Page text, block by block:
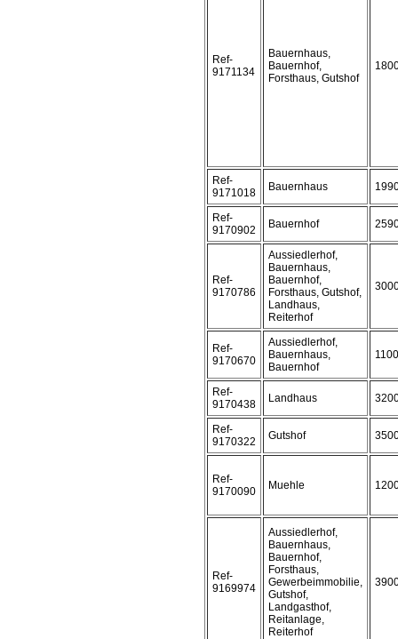
Ref-
9171134
Bauernhaus,
Bauernhof,
Forsthaus, Gutshof
Ref-
9171018
Bauernhaus
Ref-
9170902
Bauernhof
Ref-
9170786
Aussiedlerhof,
Bauernhaus,
Bauernhof,
Forsthaus, Gutshof,
Landhaus,
Reiterhof
Ref-
9170670
Aussiedlerhof,
Bauernhaus,
Bauernhof
Ref-
9170438
Landhaus
Ref-
9170322
Gutshof
Ref-
9170090
Muehle
Ref-
9169974
Aussiedlerhof,
Bauernhaus,
Bauernhof,
Forsthaus,
Gewerbeimmobilie,
Gutshof,
Landgasthof,
Reitanlage,
Reiterhof